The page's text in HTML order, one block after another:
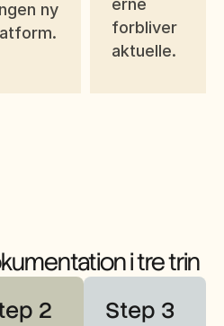
ingen ny
forbliver
aktuelle.
i tre trin
2 Step 3